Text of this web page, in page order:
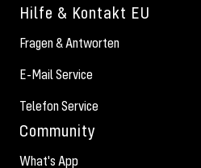
Hilfe & Kontakt EU
Fragen & Antworten
E-Mail Service
Telefon Service
Community
What's App